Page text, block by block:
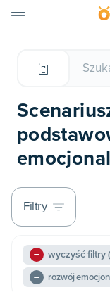
Filtry
wyczyść filtry
rozwój